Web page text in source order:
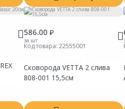
586.00 ₽
за шт
Код товара: 22555001
Сковорода VETTA 2 слива
808-001 15,5см